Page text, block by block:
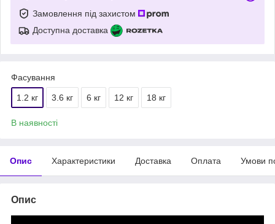
Замовлення під захистом
Доступна доставка
Фасування
1.2 кг 3.6 кг 6 кг 12 кг 18 кг
В наявності
Опис Характеристики Доставка Оплата Умови
Опис